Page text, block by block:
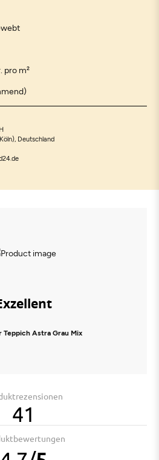
pro m²
Deutschland
Teppich Astra Grau Mix
41